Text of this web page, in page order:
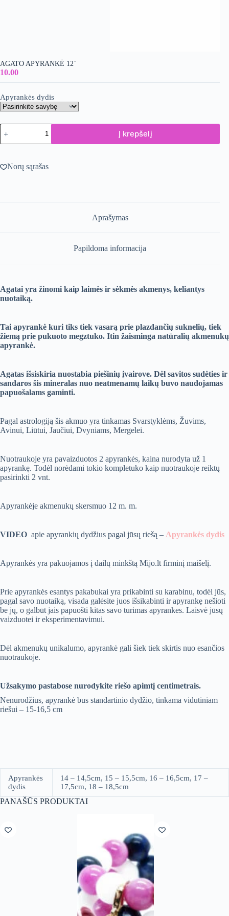
AGATO APYRANKĖ 12`
10.00
Apyrankės dydis
produkto
kiekis:
Agato
12`
Į krepšelį
Norų sąrašas
Aprašymas
Papildoma informacija
Agatai yra žinomi kaip laimės ir sėkmės akmenys, keliantys
nuotaiką.
Tai apyrankė kuri tiks tiek vasarą prie plazdančių suknelių, tiek
žiemą prie pukuoto megztuko. Itin žaisminga natūralių akmenukų
apyrankė.
Agatas išsiskiria nuostabia piešinių įvairove. Dėl savitos sudėties ir
sandaros šis mineralas nuo neatmenamų laikų buvo naudojamas
papuošalams gaminti.
Pagal astrologiją šis akmuo yra tinkamas Svarstyklėms, Žuvims,
Avinui, Liūtui, Jaučiui, Dvyniams, Mergelei.
Nuotraukoje yra pavaizduotos 2 apyrankės, kaina nurodyta už 1
apyrankę. Todėl norėdami tokio kompletuko kaip nuotraukoje reiktų
pasirinkti 2 vnt.
Apyrankėje akmenukų skersmuo 12 m. m.
VIDEO apie apyrankių dydžius pagal jūsų riešą – Apyrankės dydis
Apyrankės yra pakuojamos į dailų minkštą Mijo.lt firminį maišelį.
Prie apyrankės esantys pakabukai yra prikabinti su karabinu, todėl jūs,
pagal savo nuotaiką, visada galėsite juos išsikabinti ir apyrankę nešioti
be jų, o galbūt jais papuošti kitas savo turimas apyrankes. Laisvė jūsų
vaizduotei ir eksperimentavimui.
Dėl akmenukų unikalumo, apyrankė gali šiek tiek skirtis nuo esančios
nuotraukoje.
Užsakymo pastabose nurodykite riešo apimtį centimetrais.
Nenurodžius, apyrankė bus standartinio dydžio, tinkama vidutiniam
riešui – 15-16,5 cm
Apyrankės
dydis
14 – 14,5cm, 15 – 15,5cm, 16 – 16,5cm, 17 –
17,5cm, 18 – 18,5cm
PANAŠŪS PRODUKTAI